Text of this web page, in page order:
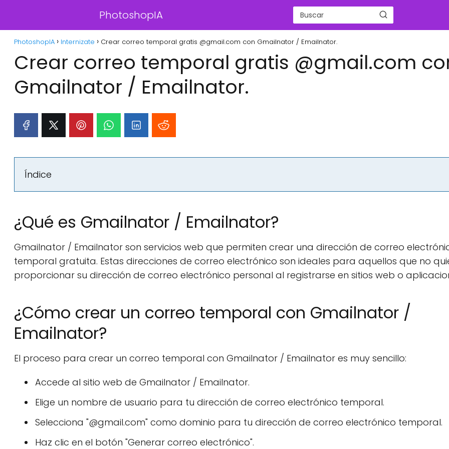
PhotoshopIA
PhotoshopIA Internizate Crear correo temporal gratis @gmail.com con Gmailnator / Emailnator.
Crear correo temporal gratis @gmail.com
Gmailnator / Emailnator.
Índice
¿Qué es Gmailnator / Emailnator?
Gmailnator / Emailnator son servicios web que permiten crear una dirección de correo
temporal gratuita. Estas direcciones de correo electrónico son ideales para aquellos que no
proporcionar su dirección de correo electrónico personal al registrarse en sitios web o
¿Cómo crear un correo temporal con Gmailnator /
Emailnator?
El proceso para crear un correo temporal con Gmailnator / Emailnator es muy sencillo:
Accede al sitio web de Gmailnator / Emailnator.
Elige un nombre de usuario para tu dirección de correo electrónico temporal.
Selecciona "@gmail.com" como dominio para tu dirección de correo electrónico temporal.
Haz clic en el botón "Generar correo electrónico".